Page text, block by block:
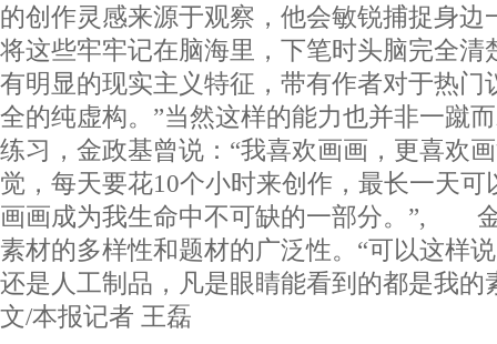
的创作灵感来源于观察，他会敏锐捕捉身边
将这些牢牢记在脑海里，下笔时头脑完全清
有明显的现实主义特征，带有作者对于热门
全的纯虚构。”当然这样的能力也并非一蹴
练习，金政基曾说：“我喜欢画画，更喜欢
觉，每天要花10个小时来创作，最长一天可
画画成为我生命中不可缺的一部分。”,
素材的多样性和题材的广泛性。“可以这样
还是人工制品，凡是眼睛能看到的都是我的
文/本报记者 王磊